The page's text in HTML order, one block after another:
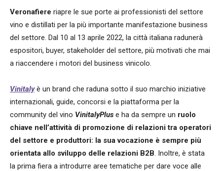
Veronafiere riapre le sue porte ai professionisti del settore
vino e distillati per la più importante manifestazione business
del settore. Dal 10 al 13 aprile 2022, la città italiana radunerà
espositori, buyer, stakeholder del settore, più motivati che mai
a riaccendere i motori del business vinicolo.
Vinitalyè un brand che raduna sotto il suo marchio iniziative
internazionali, guide, concorsi e la piattaforma per la
community del vino VinitalyPlus e ha da sempre un ruolo
chiave nell’attività di promozione di relazioni tra operatori
del settore e produttori: la sua vocazione è sempre più
orientata allo sviluppo delle relazioni B2B. Inoltre, è stata
la prima fiera a introdurre aree tematiche per dare voce alle